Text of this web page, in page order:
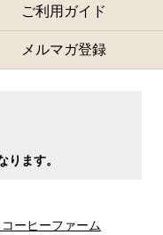
ご利用ガイド
メルマガ登録
ります。
ーヒーファーム